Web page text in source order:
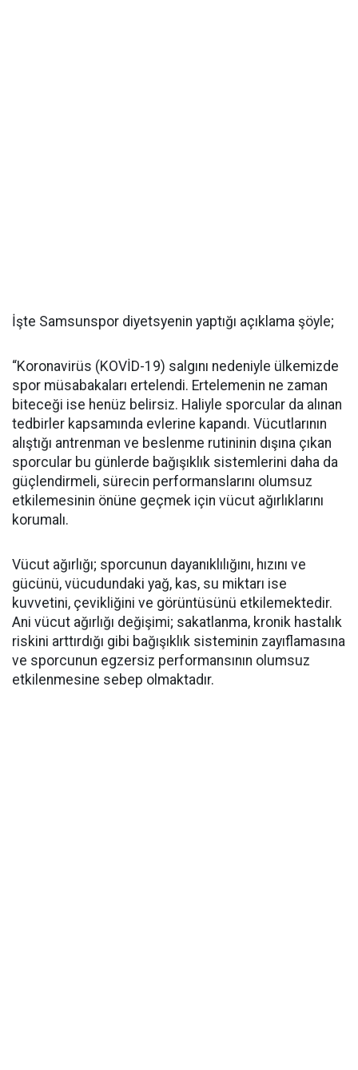
İşte Samsunspor diyetsyenin yaptığı açıklama şöyle;
“Koronavirüs (KOVİD-19) salgını nedeniyle ülkemizde
spor müsabakaları ertelendi. Ertelemenin ne zaman
biteceği ise henüz belirsiz. Haliyle sporcular da alınan
tedbirler kapsamında evlerine kapandı. Vücutlarının
alıştığı antrenman ve beslenme rutininin dışına çıkan
sporcular bu günlerde bağışıklık sistemlerini daha da
güçlendirmeli, sürecin performanslarını olumsuz
etkilemesinin önüne geçmek için vücut ağırlıklarını
korumalı.
Vücut ağırlığı; sporcunun dayanıklılığını, hızını ve
gücünü, vücudundaki yağ, kas, su miktarı ise
kuvvetini, çevikliğini ve görüntüsünü etkilemektedir.
Ani vücut ağırlığı değişimi; sakatlanma, kronik hastalık
riskini arttırdığı gibi bağışıklık sisteminin zayıflamasına
ve sporcunun egzersiz performansının olumsuz
etkilenmesine sebep olmaktadır.